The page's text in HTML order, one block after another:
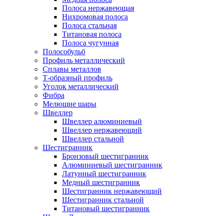
Полоса нержавеющая
Нихромовая полоса
Полоса стальная
Титановая полоса
Полоса чугунная
Полособульб
Профиль металлический
Сплавы металлов
Т-образный профиль
Уголок металлический
Фибра
Мелющие шары
Швеллер
Швеллер алюминиевый
Швеллер нержавеющий
Швеллер стальной
Шестигранник
Бронзовый шестигранник
Алюминиевый шестигранник
Латунный шестигранник
Медный шестигранник
Шестигранник нержавеющий
Шестигранник стальной
Титановый шестигранник